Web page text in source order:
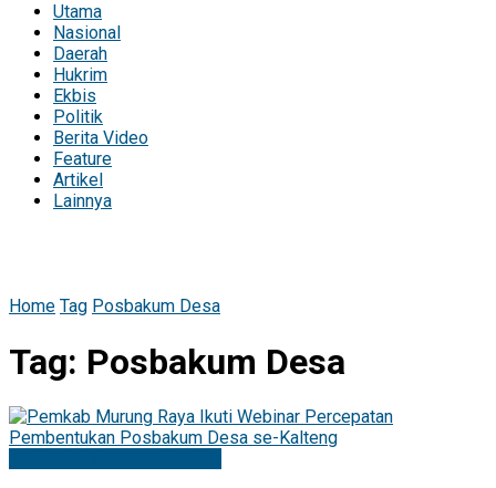
Utama
Nasional
Daerah
Hukrim
Ekbis
Politik
Berita Video
Feature
Artikel
Lainnya
Home Tag Posbakum Desa
Tag: Posbakum Desa